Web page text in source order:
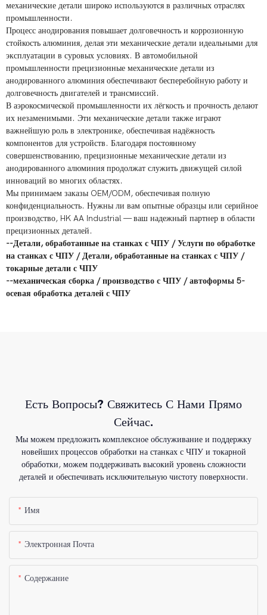
механические детали широко используются в различных отраслях
промышленности.
Процесс анодирования повышает долговечность и коррозионную
стойкость алюминия, делая эти механические детали идеальными для
эксплуатации в суровых условиях. В автомобильной
промышленности прецизионные механические детали из
анодированного алюминия обеспечивают бесперебойную работу и
долговечность двигателей и трансмиссий.
В аэрокосмической промышленности их лёгкость и прочность делают
их незаменимыми. Эти механические детали также играют
важнейшую роль в электронике, обеспечивая надёжность
компонентов для устройств. Благодаря постоянному
совершенствованию, прецизионные механические детали из
анодированного алюминия продолжат служить движущей силой
инноваций во многих областях.
Мы принимаем заказы OEM/ODM, обеспечивая полную
конфиденциальность. Нужны ли вам опытные образцы или серийное
производство, HK AA Industrial — ваш надежный партнер в области
прецизионных деталей.
--Детали, обработанные на станках с ЧПУ / Услуги по обработке
на станках с ЧПУ / Детали, обработанные на станках с ЧПУ /
токарные детали с ЧПУ
--механическая сборка / производство с ЧПУ / автоформы 5-
осевая обработка деталей с ЧПУ
Есть Вопросы? Свяжитесь С Нами Прямо
Сейчас.
Мы можем предложить комплексное обслуживание и поддержку
новейших процессов обработки на станках с ЧПУ и токарной
обработки, можем поддерживать высокий уровень сложности
деталей и обеспечивать исключительную чистоту поверхности.
Имя
Электронная Почта
Содержание